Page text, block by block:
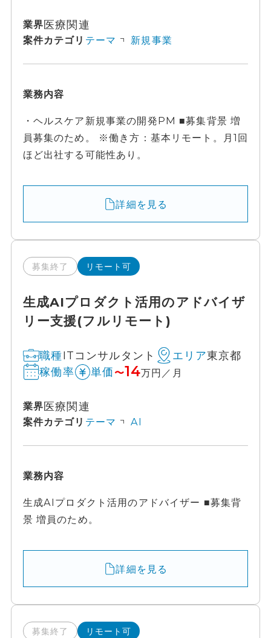
業界医療関連
案件カテゴリ テーマ 新規事業
業務内容
・ヘルスケア新規事業の開発PM ■募集背景 増
員募集のため。 ※働き方：基本リモート。月1回
ほど出社する可能性あり。
詳細を見る
募集終了 リモート可
生成AIプロダクト活用のアドバイザ
リー支援(フルリモート)
職種ITコンサルタント エリア東京都
稼働率
単価 〜14万円／月
業界医療関連
案件カテゴリ テーマ AI
業務内容
生成AIプロダクト活用のアドバイザー ■募集背
景 増員のため。
詳細を見る
募集終了 リモート可